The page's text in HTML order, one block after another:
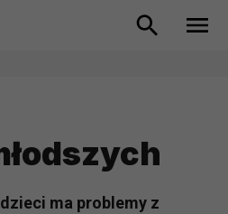
ma problemy z